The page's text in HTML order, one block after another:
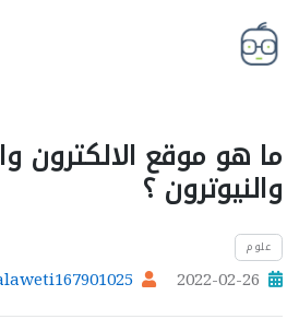
ما هو موقع الالكترون
والنيوترون ؟
علوم
2022-02-26